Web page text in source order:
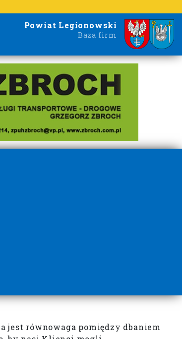
Powiat Legionowski
Baza firm
jest równowaga pomiędzy dbaniem